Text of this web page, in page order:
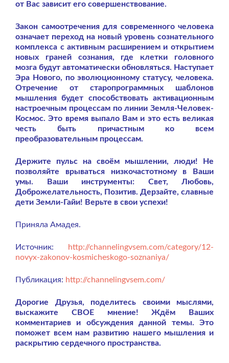
от Вас зависит его совершенствование.
Закон самоотречения для современного человека
означает переход на новый уровень сознательного
комплекса с активным расширением и открытием
новых граней сознания, где клетки головного
мозга будут автоматически обновляться. Наступает
Эра Нового, по эволюционному статусу, человека.
Отречение от старопрограммных шаблонов
мышления будет способствовать активационным
настроечным процессам по линии Земля-Человек-
Космос. Это время выпало Вам и это есть великая
честь быть причастным ко всем
преобразовательным процессам.
Держите пульс на своём мышлении, люди! Не
позволяйте врываться низкочастотному в Ваши
умы. Ваши инструменты: Свет, Любовь,
Доброжелательность, Позитив. Дерзайте, славные
дети Земли-Гайи! Верьте в свои успехи!
Приняла Амадея.
Источник:
http://channelingvsem.com/category/12-
novyx-zakonov-kosmicheskogo-soznaniya/
Публикация: http://channelingvsem.com/
Дорогие Друзья, поделитесь своими мыслями,
выскажите СВОЕ мнение! Ждём Ваших
комментариев и обсуждения данной темы. Это
поможет всем нам развитию нашего мышления и
раскрытию сердечного пространства.